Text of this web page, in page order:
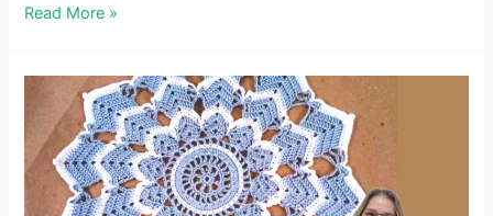
Barrado
Pano
de
Prato
Simples
Read More »